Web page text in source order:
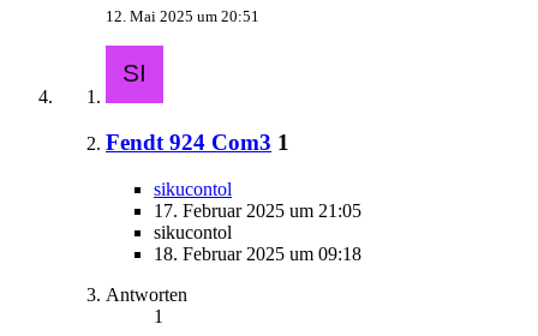
12. Mai 2025 um 20:51
Fendt 924 Com3 1
sikucontol
17. Februar 2025 um 21:05
sikucontol
18. Februar 2025 um 09:18
Antworten
1